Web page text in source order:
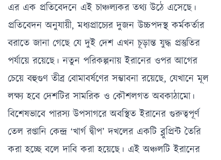
এর এক প্রতিবেদনে এই চাঞ্চল্যকর তথ্য উঠে এসেছে।
প্রতিবেদন অনুযায়ী, মধ্যপ্রাচ্যের দুজন উচ্চপদস্থ কর্মকর্তার
বরাতে জানা গেছে যে দুই দেশ এখন চূড়ান্ত যুদ্ধ প্রস্তুতির
পর্যায়ে রয়েছে। নতুন পরিকল্পনায় ইরানের ওপর আগের
চেয়ে বহুগুণ তীব্র বোমাবর্ষণের সম্ভাবনা রয়েছে, যেখানে মূল
লক্ষ্য হবে দেশটির সামরিক ও কৌশলগত অবকাঠামো।
বিশেষভাবে পারস্য উপসাগরে অবস্থিত ইরানের গুরুত্বপূর্ণ
তেল রপ্তানি কেন্দ্র ‘খার্গ দ্বীপ’ দখলের একটি ব্লুপ্রিন্ট তৈরি
করা হচ্ছে বলে দাবি করা হয়েছে। এই অঞ্চলটি ইরানের